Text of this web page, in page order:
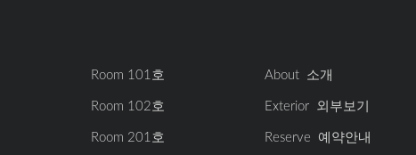
Room 101호
Room 102호
Room 201호
About 소개
Exterior 외부보기
Reserve 예약안내